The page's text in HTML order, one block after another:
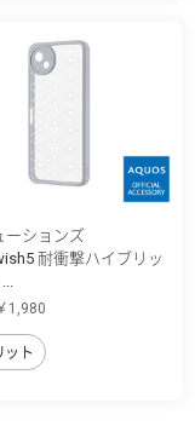
ーションズ
耐衝撃ハイブリッ
1,980
ット